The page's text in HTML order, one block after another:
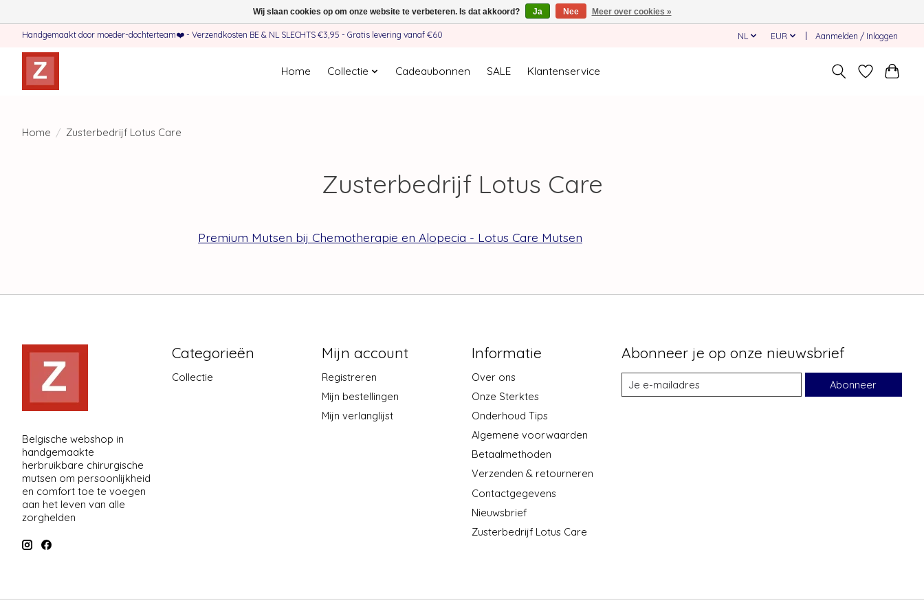
Handgemaakt door moeder-dochterteam❤️ - Verzendkosten BE & NL SLECHTS €3,95 - Gratis levering vanaf €60 NL EUR Aanmelden / Inloggen
Home Collectie Cadeaubonnen SALE Klantenservice
Home / Zusterbedrijf Lotus Care
Zusterbedrijf Lotus Care
Premium Mutsen bij Chemotherapie en Alopecia - Lotus Care Mutsen
Belgische webshop in
handgemaakte
herbruikbare chirurgische
mutsen om persoonlijkheid
en comfort toe te voegen
aan het leven van alle
zorghelden
Categorieën
Collectie
Mijn account
Registreren
Mijn bestellingen
Mijn verlanglijst
Informatie
Over ons
Onze Sterktes
Onderhoud Tips
Algemene voorwaarden
Betaalmethoden
Verzenden & retourneren
Contactgegevens
Nieuwsbrief
Zusterbedrijf Lotus Care
Abonneer je op onze nieuwsbrief
Abonneer
Wij slaan cookies op om onze website te verbeteren. Is dat akkoord? Ja Nee Meer over cookies »